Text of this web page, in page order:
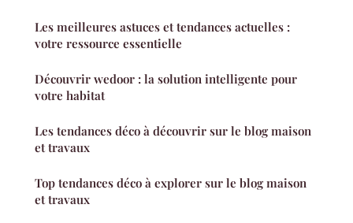
Les meilleures astuces et tendances actuelles :
votre ressource essentielle
Découvrir wedoor : la solution intelligente pour
votre habitat
Les tendances déco à découvrir sur le blog maison
et travaux
Top tendances déco à explorer sur le blog maison
et travaux